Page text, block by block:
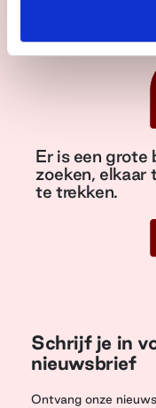
Er is een
zoeken, elkaar
te trekken.
Schrijf je in
nieuwsbrief
Ontvang onze